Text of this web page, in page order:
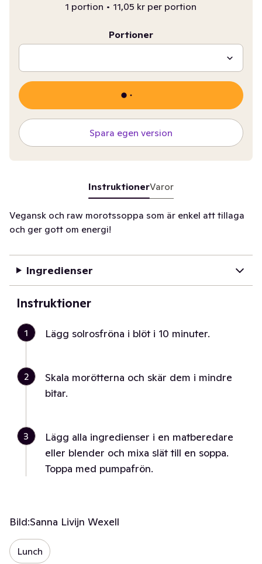
1 portion • 11,05 kr per portion
Portioner
Spara egen version
InstruktionerVaror
Vegansk och raw morotssoppa som är enkel att tillaga
och ger gott om energi!
Ingredienser
Instruktioner
1 Lägg solrosfröna i blöt i 10 minuter.
2
Skala morötterna och skär dem i mindre
bitar.
3
Lägg alla ingredienser i en matberedare
eller blender och mixa slät till en soppa.
Toppa med pumpafrön.
Bild:Sanna Livijn Wexell
Lunch